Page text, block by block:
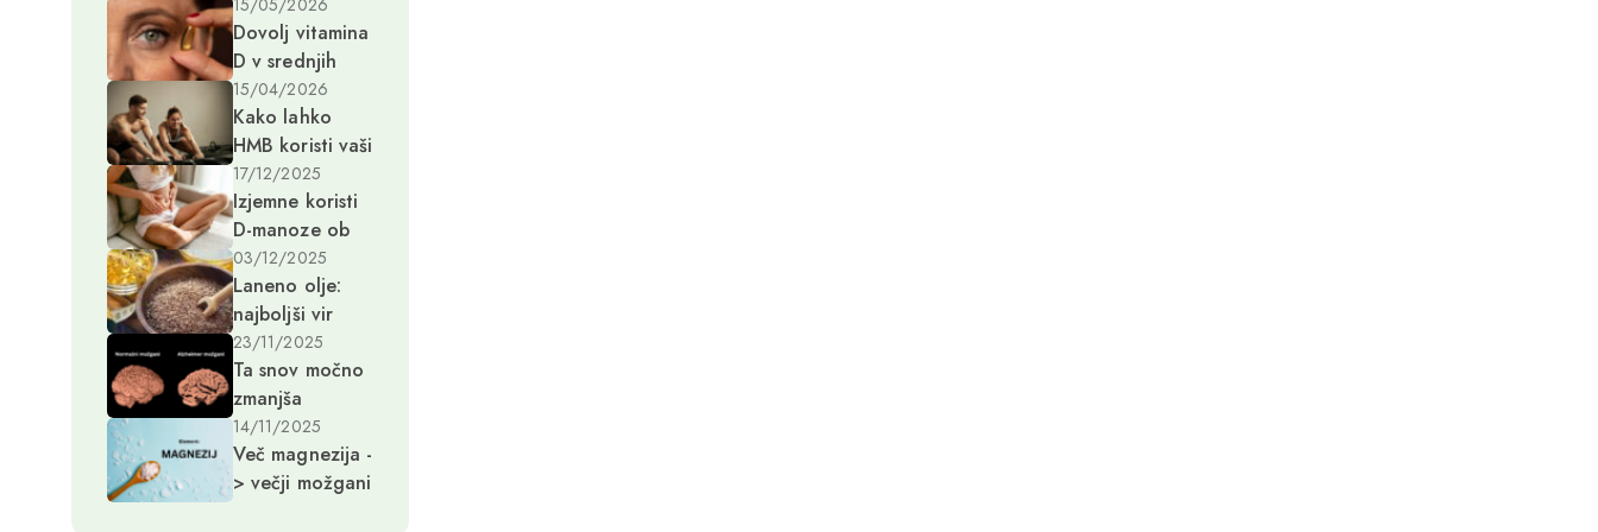
ženske v zrelih
letih
15/05/2026
Dovolj vitamina
D v srednjih
letih preprečuje
demenco
desetletja
kasneje
15/04/2026
Kako lahko
HMB koristi vaši
mišični in kostni
masi in s tem
zdravju
17/12/2025
Izjemne koristi
D-manoze ob
okužbah sečil in
genetskih
motnjah
03/12/2025
Laneno olje:
najboljši vir
rastlinskih
omega-3
maščob
23/11/2025
Ta snov močno
zmanjša
poškodbe pri
Alzheimerjevi
bolezni
14/11/2025
Več magnezija -
> večji možgani